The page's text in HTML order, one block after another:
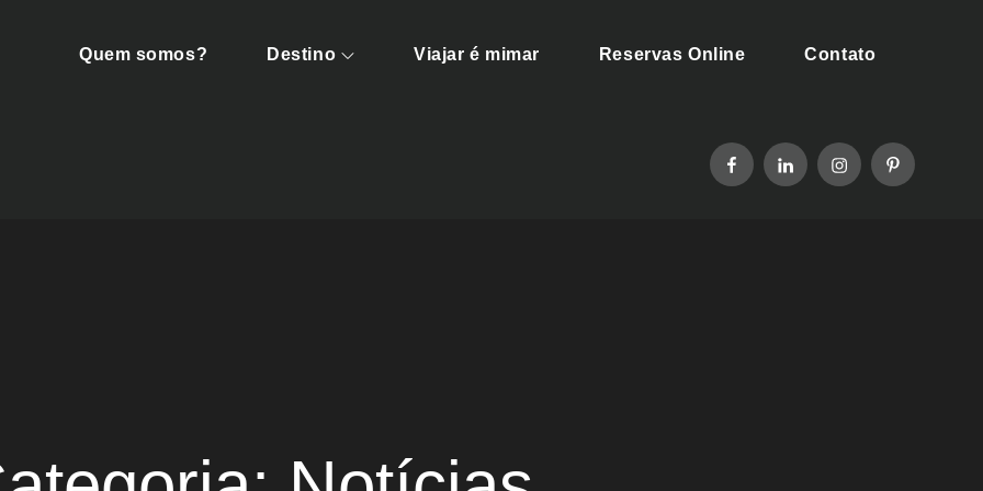
Quem somos? Destino Viajar é mimar Reservas Online Contato
facebooklinkedininstagrampinterest